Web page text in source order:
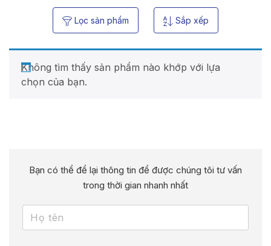
Lọc sản phẩm Sắp xếp
Không tìm thấy sản phẩm nào khớp với lựa
chọn của bạn.
Bạn có thể để lại thông tin để được chúng tôi tư vấn
trong thời gian nhanh nhất